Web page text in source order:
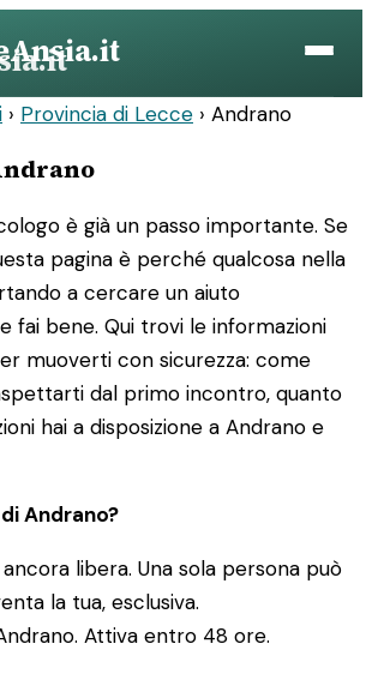
› Provincia di Lecce › Andrano
è già un passo importante. Se
pagina è perché qualcosa nella
a cercare un aiuto
fai bene. Qui trovi le informazioni
muoverti con sicurezza: come
dal primo incontro, quanto
hai a disposizione a Andrano e
Andrano?
libera. Una sola persona può
la tua, esclusiva.
Attiva entro 48 ore.